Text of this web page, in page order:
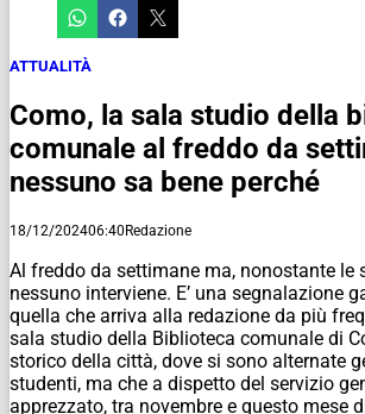
ATTUALITÀ
Como, la sala studio della
comunale al freddo da
nessuno sa bene perché
18/12/202406:40Redazione
Al freddo da settimane ma, nonostante le
nessuno interviene. E’ una segnalazione
quella che arriva alla redazione da più
sala studio della Biblioteca comunale di
storico della città, dove si sono alternate
studenti, ma che a dispetto del servizio
apprezzato, tra novembre e questo mese